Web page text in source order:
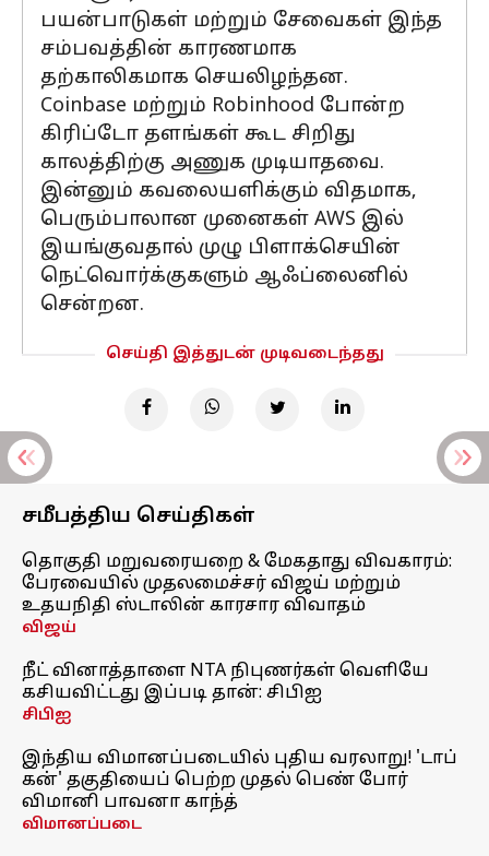
பயன்பாடுகள் மற்றும் சேவைகள் இந்த
சம்பவத்தின் காரணமாக
தற்காலிகமாக செயலிழந்தன.
Coinbase மற்றும் Robinhood போன்ற
கிரிப்டோ தளங்கள் கூட சிறிது
காலத்திற்கு அணுக முடியாதவை.
இன்னும் கவலையளிக்கும் விதமாக,
பெரும்பாலான முனைகள் AWS இல்
இயங்குவதால் முழு பிளாக்செயின்
நெட்வொர்க்குகளும் ஆஃப்லைனில்
சென்றன.
செய்தி இத்துடன் முடிவடைந்தது
சமீபத்திய செய்திகள்
தொகுதி மறுவரையறை & மேகதாது விவகாரம்:
பேரவையில் முதலமைச்சர் விஜய் மற்றும்
உதயநிதி ஸ்டாலின் காரசார விவாதம்
விஜய்
நீட் வினாத்தாளை NTA நிபுணர்கள் வெளியே
கசியவிட்டது இப்படி தான்: சிபிஐ
சிபிஐ
இந்திய விமானப்படையில் புதிய வரலாறு! 'டாப்
கன்' தகுதியைப் பெற்ற முதல் பெண் போர்
விமானி பாவனா காந்த்
விமானப்படை